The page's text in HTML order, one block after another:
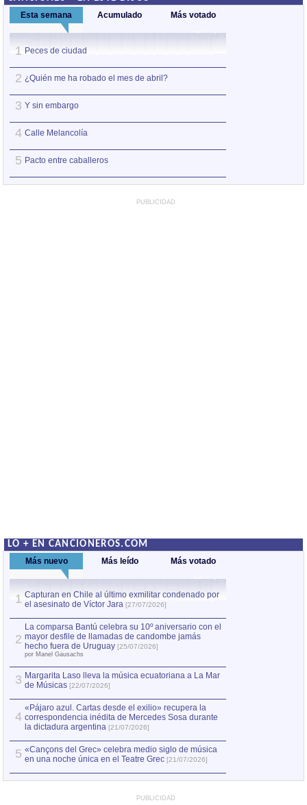
Esta semana Acumulado Más votado
1 Peces de ciudad
2 ¿Quién me ha robado el mes de abril?
3 Y sin embargo
4 Calle Melancolía
5 Pacto entre caballeros
PUBLICIDAD
LO + EN CANCIONEROS.COM
Más nuevo Más leído Más votado
1 Capturan en Chile al último exmilitar condenado por
el asesinato de Víctor Jara [27/07/2026]
2
La comparsa Bantú celebra su 10º aniversario con el
mayor desfile de llamadas de candombe jamás
hecho fuera de Uruguay [25/07/2026]
por Manel Gausachs
3 Margarita Laso lleva la música ecuatoriana a La Mar
de Músicas [22/07/2026]
4
«Pájaro azul. Cartas desde el exilio» recupera la
correspondencia inédita de Mercedes Sosa durante
la dictadura argentina [21/07/2026]
5 «Cançons del Grec» celebra medio siglo de música
en una noche única en el Teatre Grec [21/07/2026]
PUBLICIDAD